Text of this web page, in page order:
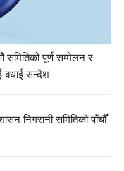
समितिको पूर्ण सम्मेलन र
बधाई सन्देश
निगरानी समितिको पाँचौँ